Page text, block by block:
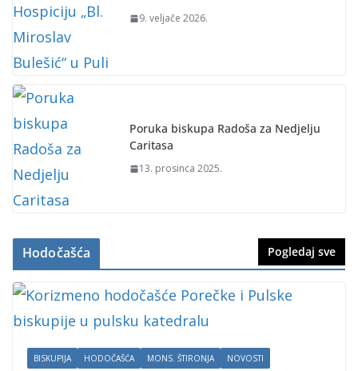
9. veljače 2026.
Poruka biskupa Radoša za Nedjelju
Caritasa
13. prosinca 2025.
Hodočašća Pogledaj sve
BISKUPIJA HODOČAŠĆA MONS. ŠTIRONJA NOVOSTI